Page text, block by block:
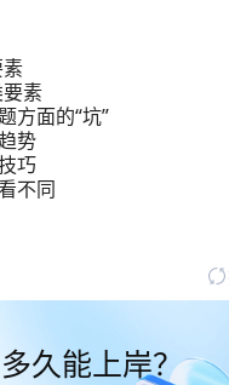
素
方面的“坑”
势
巧
不同
哲理型材料”难关
久能上岸？